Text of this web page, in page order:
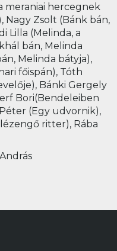
meraniai hercegnek
Nagy Zsolt (Bánk bán,
Lilla (Melinda, a
bán, Melinda
Melinda bátyja),
főispán), Tóth
Bánki Gergely
Bori(Bendeleiben
(Egy udvornik),
ritter), Rába